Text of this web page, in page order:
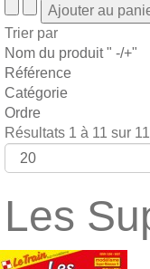
Trier par
Nom du produit " -/+"
Référence
Catégorie
Ordre
Résultats 1 à 11 sur 11
Les